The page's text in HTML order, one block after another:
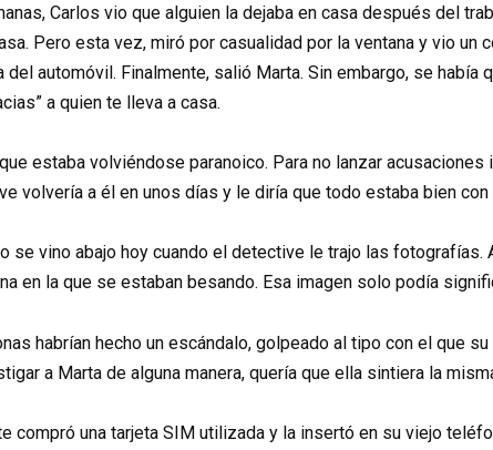
Carlos vio que alguien la dejaba en casa después del
Pero esta vez, miró por casualidad por la ventana y vio
del automóvil. Finalmente, salió Marta. Sin embargo, se
a quien te lleva a casa.
estaba volviéndose paranoico. Para no lanzar
volvería a él en unos días y le diría que todo estaba bien
se vino abajo hoy cuando el detective le trajo las
en la que se estaban besando. Esa imagen solo podía
habrían hecho un escándalo, golpeado al tipo con el que
a Marta de alguna manera, quería que ella sintiera la
compró una tarjeta SIM utilizada y la insertó en su viejo